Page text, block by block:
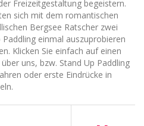
Freizeitgestaltung begeistern.
sich mit dem romantischen
Bergsee Ratscher zwei
einmal auszuprobieren
Klicken Sie einfach auf einen
uns, bzw. Stand Up Paddling
oder erste Eindrücke in